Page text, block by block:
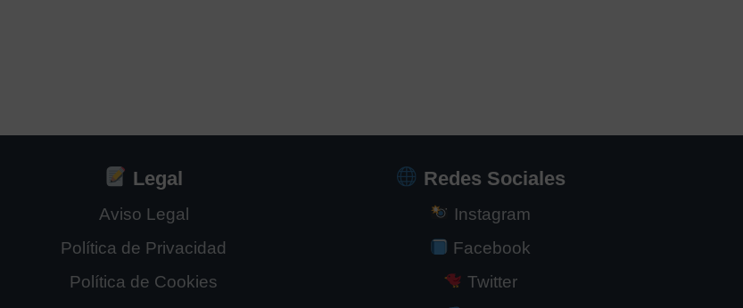
Legal
Aviso Legal
Política de Privacidad
Política de Cookies
Redes Sociales
Instagram
Facebook
Twitter